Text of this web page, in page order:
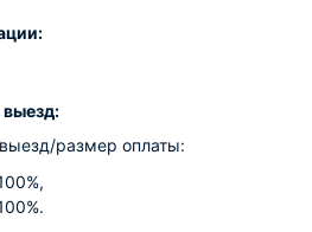
выезд:
размер оплаты: